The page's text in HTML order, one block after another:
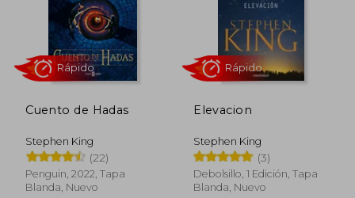
35%
dcto.
$ 105.721
$ 68.719
30%
dcto.
Cuento de Hadas
Stephen King
(22)
Penguin, 2022, Tapa
Blanda, Nuevo
Elevacion
Stephen King
(3)
Debolsillo, 1 Edición, Tapa
Blanda, Nuevo